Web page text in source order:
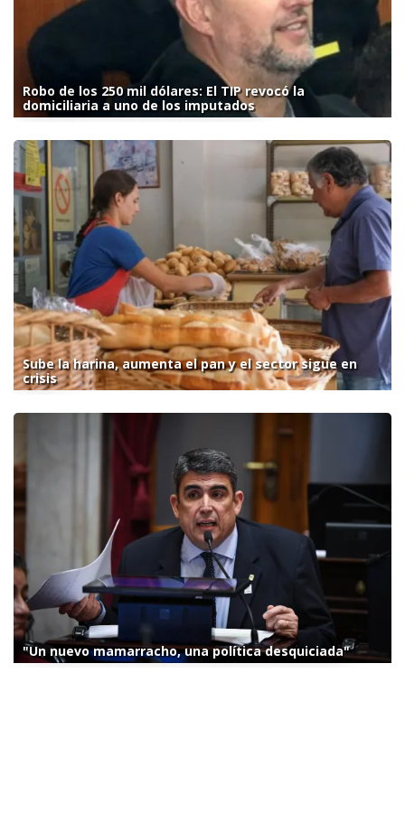
Robo de los 250 mil dólares: El TIP revocó la
domiciliaria a uno de los imputados
Sube la harina, aumenta el pan y el sector sigue en
crisis
"Un nuevo mamarracho, una política desquiciada"